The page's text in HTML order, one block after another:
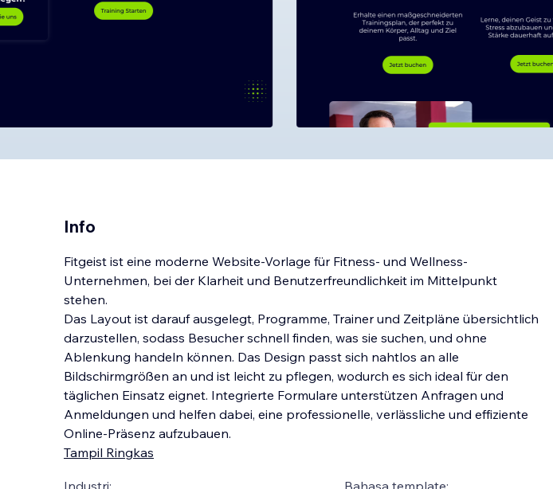
Info
Fitgeist ist eine moderne Website-Vorlage für Fitness- und Wellness-
Unternehmen, bei der Klarheit und Benutzerfreundlichkeit im Mittelpunkt
stehen.
Das Layout ist darauf ausgelegt, Programme, Trainer und Zeitpläne übersichtlich
darzustellen, sodass Besucher schnell finden, was sie suchen, und ohne
Ablenkung handeln können. Das Design passt sich nahtlos an alle
Bildschirmgrößen an und ist leicht zu pflegen, wodurch es sich ideal für den
täglichen Einsatz eignet. Integrierte Formulare unterstützen Anfragen und
Anmeldungen und helfen dabei, eine professionelle, verlässliche und effiziente
Online-Präsenz aufzubauen.
Tampil Ringkas
Industri:
Bahasa template: